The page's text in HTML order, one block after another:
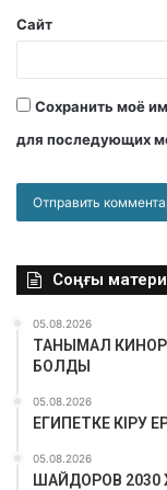
Сайт
Сохранить моё
для последующих
Соңғы
05.08.2026
ТАНЫМАЛ
БОЛДЫ
05.08.2026
ЕГИПЕТКЕ КІРУ
05.08.2026
ШАЙДОРОВ